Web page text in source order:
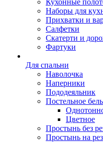
Кухонные
Наборы для
Прихватки и
Салфетки
Скатерти и
Фартуки
Для спальни
Наволочка
Наперники
Пододеяльник
Постельное
Цветное
Простынь без
Простынь на